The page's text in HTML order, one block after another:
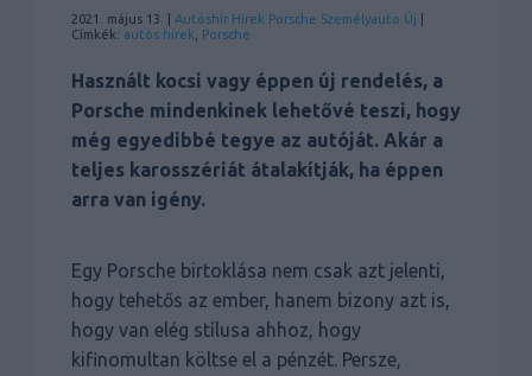
2021. május 13. | Autóshír Hírek Porsche Személyauto Új
Címkék: autós hírek Porsche
Használt kocsi vagy éppen új rendelés, a
Porsche mindenkinek lehetővé teszi, hogy
még egyedibbé tegye az autóját. Akár a
teljes karosszériát átalakítják, ha éppen
arra van igény.
Egy Porsche birtoklása nem csak azt jelenti,
hogy tehetős az ember, hanem bizony azt is,
hogy van elég stílusa ahhoz, hogy
kifinomultan költse el a pénzét. Persze,